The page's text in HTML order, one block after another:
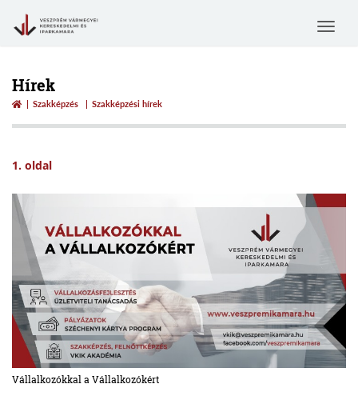
Toggle
Hírek
Szakképzés Szakképzési hírek
1. oldal
Vállalkozókkal a Vállalkozókért